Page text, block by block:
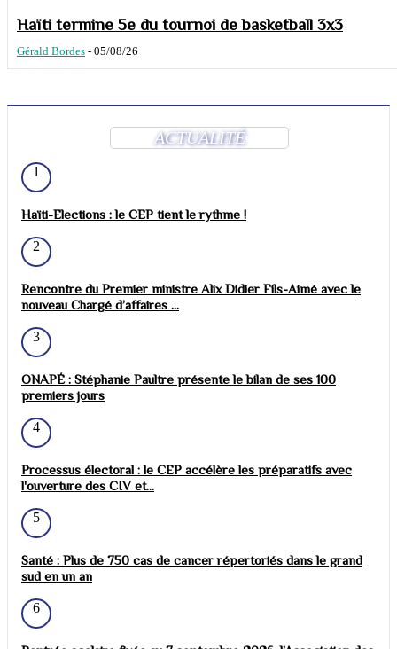
Haïti termine 5e du tournoi de basketball 3x3
Gérald Bordes - 05/08/26
ACTUALITÉ
1
Haïti-Elections : le CEP tient le rythme !
2
Rencontre du Premier ministre Alix Didier Fils-Aimé avec le
nouveau Chargé d’affaires ...
3
ONAPÉ : Stéphanie Paultre présente le bilan de ses 100
premiers jours
4
Processus électoral : le CEP accélère les préparatifs avec
l'ouverture des CIV et...
5
Santé : Plus de 750 cas de cancer répertoriés dans le grand
sud en un an
6